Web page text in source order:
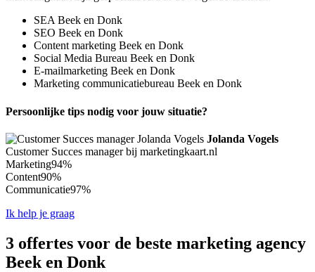
SEA Beek en Donk
SEO Beek en Donk
Content marketing Beek en Donk
Social Media Bureau Beek en Donk
E-mailmarketing Beek en Donk
Marketing communicatiebureau Beek en Donk
Persoonlijke tips nodig voor jouw situatie?
Jolanda Vogels
Customer Succes manager bij marketingkaart.nl
Marketing94%
Content90%
Communicatie97%
Ik help je graag
3 offertes voor de beste marketing agency
Beek en Donk